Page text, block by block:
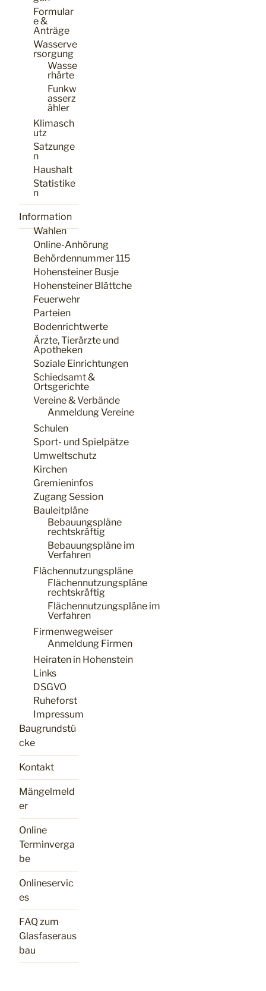
Formular
e &
Anträge
Wasserve
rsorgung
Wasse
rhärte
Funkw
asserz
ähler
Klimasch
utz
Satzunge
n
Haushalt
Statistike
n
Information
Wahlen
Online-Anhörung
Behördennummer 115
Hohensteiner Busje
Hohensteiner Blättche
Feuerwehr
Parteien
Bodenrichtwerte
Ärzte, Tierärzte und
Apotheken
Soziale Einrichtungen
Schiedsamt &
Ortsgerichte
Vereine & Verbände
Anmeldung Vereine
Schulen
Sport- und Spielpätze
Umweltschutz
Kirchen
Gremieninfos
Zugang Session
Bauleitpläne
Bebauungspläne
rechtskräftig
Bebauungspläne im
Verfahren
Flächennutzungspläne
Flächennutzungspläne
rechtskräftig
Flächennutzungspläne im
Verfahren
Firmenwegweiser
Anmeldung Firmen
Heiraten in Hohenstein
Links
DSGVO
Ruheforst
Impressum
Baugrundstü
cke
Kontakt
Mängelmeld
er
Online
Terminverga
be
Onlineservic
es
FAQ zum
Glasfaseraus
bau